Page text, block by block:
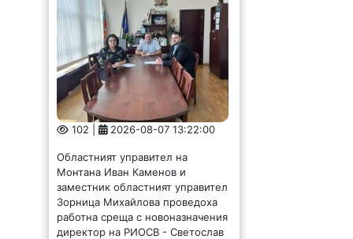
102 | 2026-08-07 13:22:00
Областният управител на
Монтана Иван Каменов и
заместник областният управител
Зорница Михайлова проведоха
работна среща с новоназначения
директор на РИОСВ - Светослав